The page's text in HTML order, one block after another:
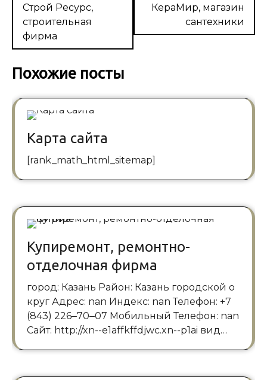
по
записям
Строй Ресурс,
строительная
фирма
КераМир, магазин
сантехники
Похожие посты
Карта сайта
[rank_math_html_sitemap]
Купиремонт, ремонтно-
отделочная фирма
город: Казань Район: Казань городской о
круг Адрес: nan Индекс: nan Телефон: +7
(843) 226‒70‒07 Мобильный Телефон: nan
Сайт: http://xn--e1affkffdjwc.xn--p1ai вид…